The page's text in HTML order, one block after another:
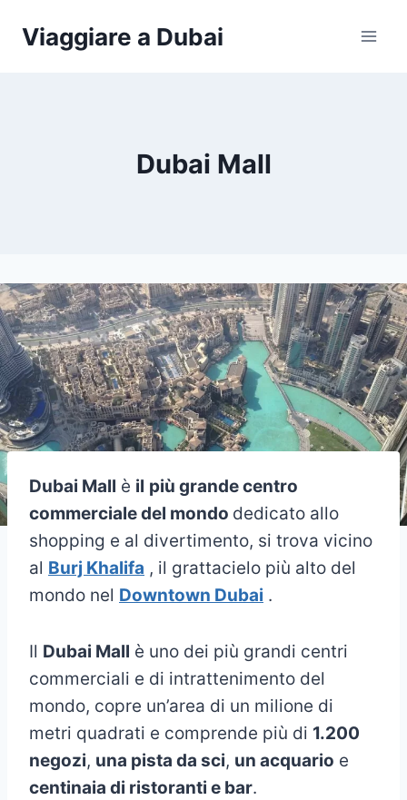
Viaggiare a Dubai
Dubai Mall
Dubai Mall è il più grande centro
commerciale del mondo dedicato allo
shopping e al divertimento, si trova vicino
al Burj Khalifa , il grattacielo più alto del
mondo nel Downtown Dubai .
Il Dubai Mall è uno dei più grandi centri
commerciali e di intrattenimento del
mondo, copre un’area di un milione di
metri quadrati e comprende più di 1.200
negozi, una pista da sci, un acquario e
centinaia di ristoranti e bar.